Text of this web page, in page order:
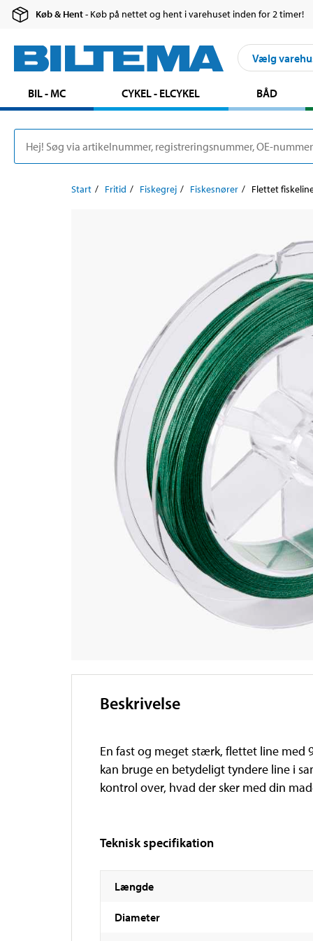
Køb & Hent- Køb på nettet og hent i varehuset inden for 2 timer!
Vælg
BIL - MC CYKEL - ELCYKEL BÅD
Start Fritid Fiskegrej Fiskesnører Flettet
Beskrivelse
En fast og meget stærk, flettet line med
kan bruge en betydeligt tyndere line i
kontrol over, hvad der sker med din
Teknisk specifikation
Længde
Diameter